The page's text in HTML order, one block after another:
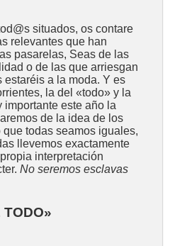
situados, os contare
relevantes que han
pasarelas, Seas de las
o de las que arriesgan
estaréis a la moda. Y es
la del «todo» y la
este año la
de la idea de los
todas seamos iguales,
llevemos exactamente
interpretación
No seremos esclavas
TODO»